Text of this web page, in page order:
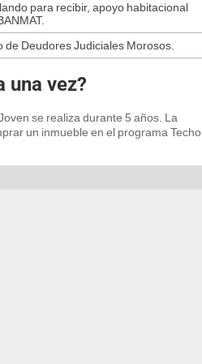
para recibir, apoyo habitacional
de Deudores Judiciales Morosos.
una vez?
se realiza durante 5 años. La
un inmueble en el programa Techo